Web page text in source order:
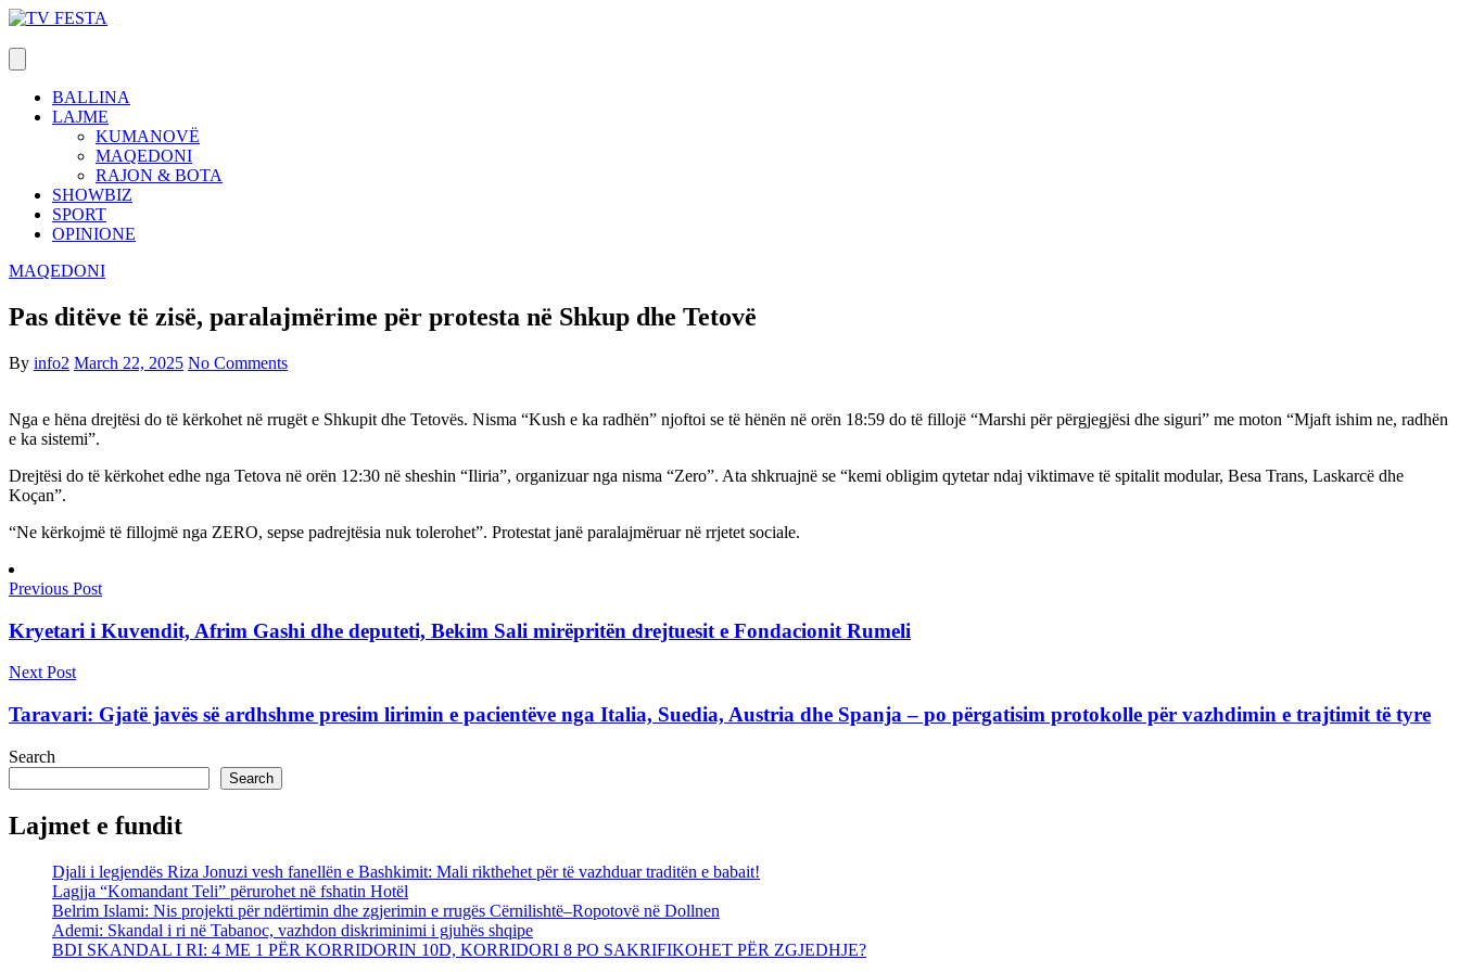
Skip
content
BALLINA
LAJME
KUMANOVË
MAQEDONI
RAJON & BOTA
SHOWBIZ
SPORT
OPINIONE
MAQEDONI
Pas ditëve të zisë, paralajmërime për protesta në Shkup dhe Tetovë
By info2 March 22, 2025 No Comments
Nga e hëna drejtësi do të kërkohet në rrugët e Shkupit dhe Tetovës. Nisma “Kush e ka radhën” njoftoi se të hënën në orën 18:59 do të fillojë “Marshi për përgjegjësi dhe siguri” me moton “Mjaft ishim ne, radhën
e ka sistemi”.
Drejtësi do të kërkohet edhe nga Tetova në orën 12:30 në sheshin “Iliria”, organizuar nga nisma “Zero”. Ata shkruajnë se “kemi obligim qytetar ndaj viktimave të spitalit modular, Besa Trans, Laskarcë dhe
Koçan”.
“Ne kërkojmë të fillojmë nga ZERO, sepse padrejtësia nuk tolerohet”. Protestat janë paralajmëruar në rrjetet sociale.
Previous Post
Kryetari i Kuvendit, Afrim Gashi dhe deputeti, Bekim Sali mirëpritën drejtuesit e Fondacionit Rumeli
Next Post
Taravari: Gjatë javës së ardhshme presim lirimin e pacientëve nga Italia, Suedia, Austria dhe Spanja – po përgatisim protokolle për vazhdimin e trajtimit të tyre
Search
Search
Lajmet e fundit
Djali i legjendës Riza Jonuzi vesh fanellën e Bashkimit: Mali rikthehet për të vazhduar traditën e babait!
Lagjja “Komandant Teli” përurohet në fshatin Hotël
Belrim Islami: Nis projekti për ndërtimin dhe zgjerimin e rrugës Cërnilishtë–Ropotovë në Dollnen
Ademi: Skandal i ri në Tabanoc, vazhdon diskriminimi i gjuhës shqipe
BDI SKANDAL I RI: 4 ME 1 PËR KORRIDORIN 10D, KORRIDORI 8 PO SAKRIFIKOHET PËR ZGJEDHJE?